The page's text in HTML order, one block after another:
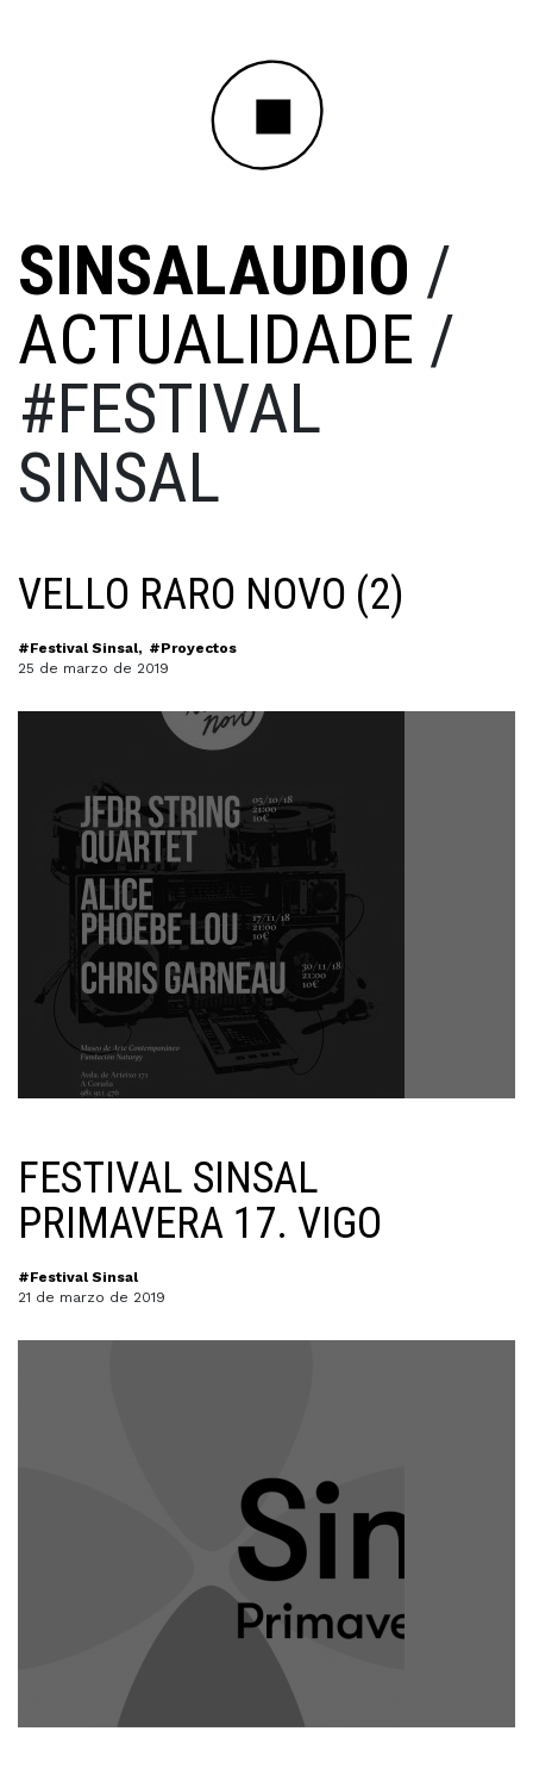
SINSALAUDIO /
ACTUALIDADE /
#FESTIVAL
SINSAL
VELLO RARO NOVO (2)
#Festival Sinsal
#Proyectos
25 de marzo de 2019
FESTIVAL SINSAL
PRIMAVERA 17. VIGO
#Festival Sinsal
21 de marzo de 2019